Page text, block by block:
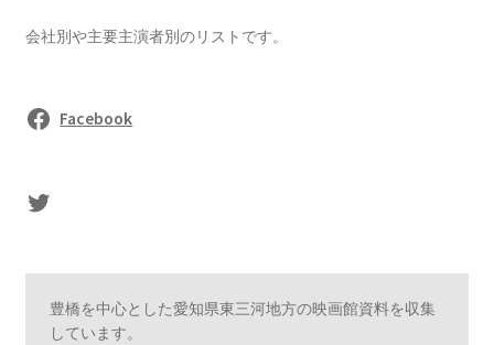
会社別や主要主演者別のリストです。
Facebook
sasaki's Twitter
豊橋を中心とした愛知県東三河地方の映画館資料を収集
しています。